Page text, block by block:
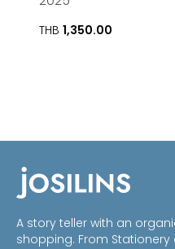
THB 1,350.00
A story teller with an
shopping. From